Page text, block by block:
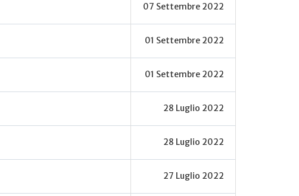
07 Settembre 2022
01 Settembre 2022
01 Settembre 2022
28 Luglio 2022
28 Luglio 2022
27 Luglio 2022